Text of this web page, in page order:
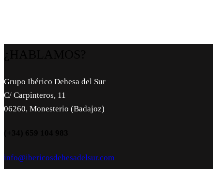
Grupo Ibérico Dehesa del Sur
C/ Carpinteros, 11
06260, Monesterio (Badajoz)
info@ibericosdehesadelsur.com